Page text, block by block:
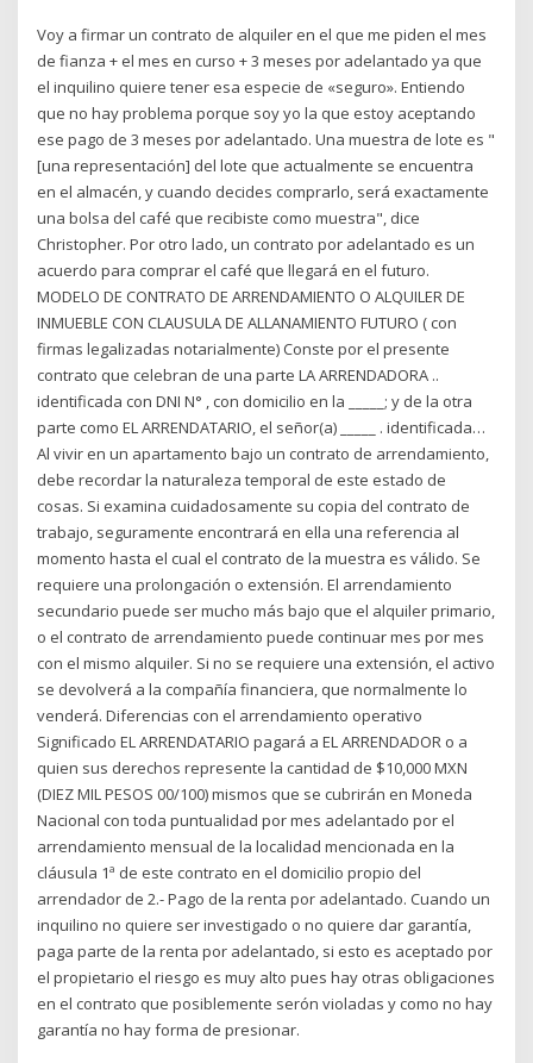
Voy a firmar un contrato de alquiler en el que me piden el mes
de fianza + el mes en curso + 3 meses por adelantado ya que
el inquilino quiere tener esa especie de «seguro». Entiendo
que no hay problema porque soy yo la que estoy aceptando
ese pago de 3 meses por adelantado. Una muestra de lote es "
[una representación] del lote que actualmente se encuentra
en el almacén, y cuando decides comprarlo, será exactamente
una bolsa del café que recibiste como muestra", dice
Christopher. Por otro lado, un contrato por adelantado es un
acuerdo para comprar el café que llegará en el futuro.
MODELO DE CONTRATO DE ARRENDAMIENTO O ALQUILER DE
INMUEBLE CON CLAUSULA DE ALLANAMIENTO FUTURO ( con
firmas legalizadas notarialmente) Conste por el presente
contrato que celebran de una parte LA ARRENDADORA ..
identificada con DNI N° , con domicilio en la _____; y de la otra
parte como EL ARRENDATARIO, el señor(a) _____ . identificada…
Al vivir en un apartamento bajo un contrato de arrendamiento,
debe recordar la naturaleza temporal de este estado de
cosas. Si examina cuidadosamente su copia del contrato de
trabajo, seguramente encontrará en ella una referencia al
momento hasta el cual el contrato de la muestra es válido. Se
requiere una prolongación o extensión. El arrendamiento
secundario puede ser mucho más bajo que el alquiler primario,
o el contrato de arrendamiento puede continuar mes por mes
con el mismo alquiler. Si no se requiere una extensión, el activo
se devolverá a la compañía financiera, que normalmente lo
venderá. Diferencias con el arrendamiento operativo
Significado EL ARRENDATARIO pagará a EL ARRENDADOR o a
quien sus derechos represente la cantidad de $10,000 MXN
(DIEZ MIL PESOS 00/100) mismos que se cubrirán en Moneda
Nacional con toda puntualidad por mes adelantado por el
arrendamiento mensual de la localidad mencionada en la
cláusula 1ª de este contrato en el domicilio propio del
arrendador de 2.- Pago de la renta por adelantado. Cuando un
inquilino no quiere ser investigado o no quiere dar garantía,
paga parte de la renta por adelantado, si esto es aceptado por
el propietario el riesgo es muy alto pues hay otras obligaciones
en el contrato que posiblemente serón violadas y como no hay
garantía no hay forma de presionar.